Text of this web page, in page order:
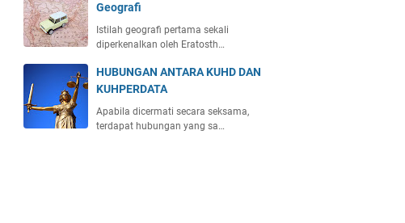
Geografi
Istilah geografi pertama sekali
diperkenalkan oleh Eratosth…
HUBUNGAN ANTARA KUHD DAN
KUHPERDATA
Apabila dicermati secara seksama,
terdapat hubungan yang sa…